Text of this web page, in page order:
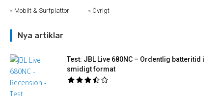
Mobilt & Surfplattor
Övrigt
Nya artiklar
Test: JBL Live 680NC – Ordentlig batteritid i
smidigt format